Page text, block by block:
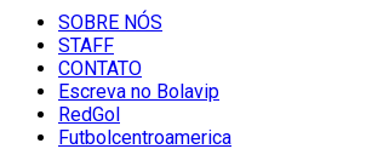
SOBRE NÓS
STAFF
CONTATO
Escreva no Bolavip
RedGol
Futbolcentroamerica